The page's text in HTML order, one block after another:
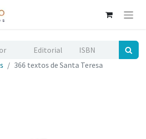
366 textos de Santa Teresa